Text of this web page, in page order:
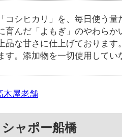
コシヒカリ」を、毎日使う
育んだ「よもぎ」のやわら
品な甘さに仕上げておりま
す。添加物を一切使用してい
木屋老舗
ャポー船橋